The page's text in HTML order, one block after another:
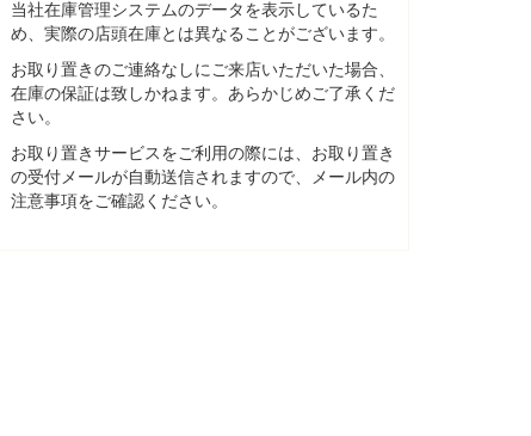
当社在庫管理システムのデータを表示しているた
め、実際の店頭在庫とは異なることがございます。
お取り置きのご連絡なしにご来店いただいた場合、
在庫の保証は致しかねます。あらかじめご了承くだ
さい。
お取り置きサービスをご利用の際には、お取り置き
の受付メールが自動送信されますので、メール内の
注意事項をご確認ください。